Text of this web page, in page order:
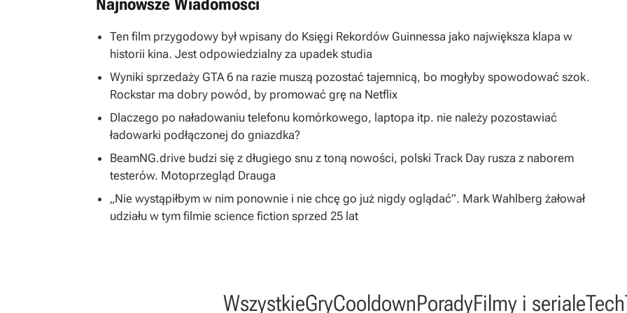
Najnowsze Wiadomości
Ten film przygodowy był wpisany do Księgi Rekordów Guinnessa jako największa klapa w
historii kina. Jest odpowiedzialny za upadek studia
Wyniki sprzedaży GTA 6 na razie muszą pozostać tajemnicą, bo mogłyby spowodować szok.
Rockstar ma dobry powód, by promować grę na Netflix
Dlaczego po naładowaniu telefonu komórkowego, laptopa itp. nie należy pozostawiać
ładowarki podłączonej do gniazdka?
BeamNG.drive budzi się z długiego snu z toną nowości, polski Track Day rusza z naborem
testerów. Motoprzegląd Drauga
„Nie wystąpiłbym w nim ponownie i nie chcę go już nigdy oglądać”. Mark Wahlberg żałował
udziału w tym filmie science fiction sprzed 25 lat
WszystkieGryCooldownPoradyFilmy i serialeTech